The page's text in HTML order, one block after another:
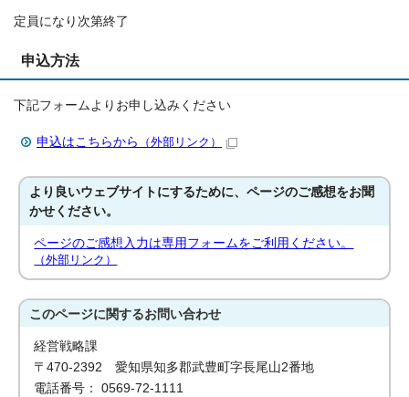
定員になり次第終了
申込方法
下記フォームよりお申し込みください
申込はこちらから （外部リンク）
より良いウェブサイトにするために、ページのご感想をお聞
かせください。
ページのご感想入力は専用フォームをご利用ください。
（外部リンク）
このページに関するお問い合わせ
経営戦略課
〒470-2392 愛知県知多郡武豊町字長尾山2番地
電話番号： 0569-72-1111